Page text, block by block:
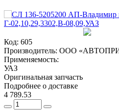
Код: 605
Производитель: ООО
Применяемость:
УАЗ
Оригинальная запчасть
Подробнее о доставке
4 789.53